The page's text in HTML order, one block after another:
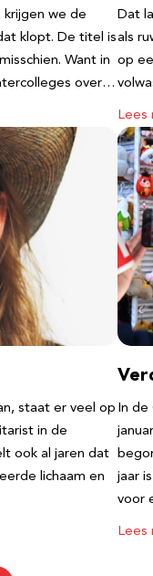
krijgen we de
klopt. De titel is
Want in
over…
Dat
als
op
Lees
staat er veel op
in de
ook al jaren dat
lichaam en
In de
jaar
voor
Lees